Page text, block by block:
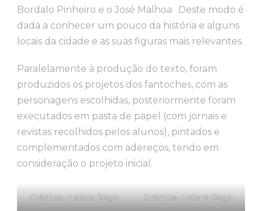
Bordalo Pinheiro e o José Malhoa. Deste modo é
dada a conhecer um pouco da história e alguns
locais da cidade e as suas figuras mais relevantes.
Paralelamente à produção do texto, foram
produzidos os projetos dos fantoches, com as
personagens escolhidas, posteriormente foram
executados em pasta de papel (com jornais e
revistas recolhidos pelos alunos), pintados e
complementados com adereços, tendo em
consideração o projeto inicial.
Créditos : Helena Rego Créditos : Helena Rego